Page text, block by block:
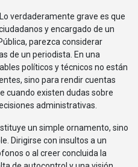
verdaderamente grave es que
y encargado de un
parezca considerar
de un periodista. En una
políticos y técnicos no están
sino para rendir cuentas
cuando existen dudas sobre
administrativas.
un simple ornamento, sino
Dirigirse con insultos a un
o al creer concluida la